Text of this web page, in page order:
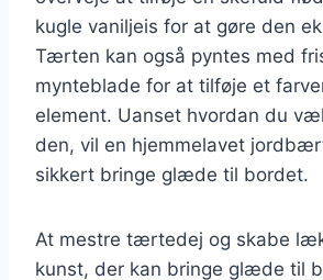
kugle vaniljeis for at gøre den
Tærten kan også pyntes med
mynteblade for at tilføje et
element. Uanset hvordan du
den, vil en hjemmelavet
sikkert bringe glæde til bordet.
At mestre tærtedej og skabe
kunst, der kan bringe glæde til